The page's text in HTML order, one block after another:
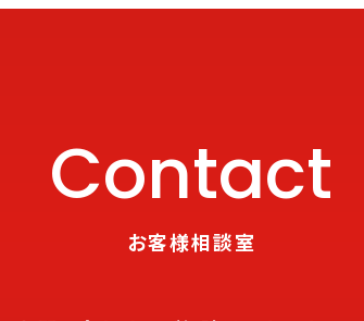
Contact
お客様相談室